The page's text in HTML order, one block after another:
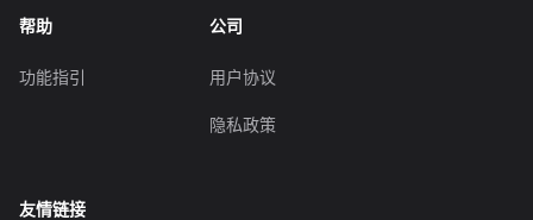
帮助
功能指引
公司
用户协议
隐私政策
友情链接